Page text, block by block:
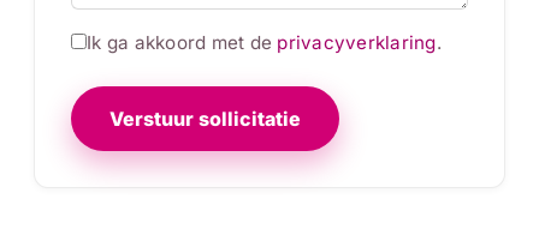
Ik ga akkoord met de privacyverklaring.
Verstuur sollicitatie